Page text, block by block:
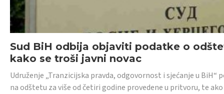
Sud BiH odbija objaviti podatke o
kako se troši javni novac
Udruženje „Tranzicijska pravda, odgovornost i sjećanje u
na odštetu za više od četiri godine provedene u pritvoru, te